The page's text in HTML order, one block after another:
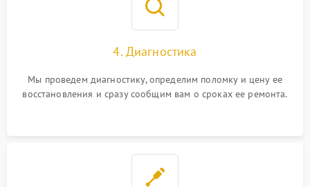
4. Диагностика
Мы проведем диагностику, определим поломку и цену ее
восстановления и сразу сообщим вам о сроках ее ремонта.